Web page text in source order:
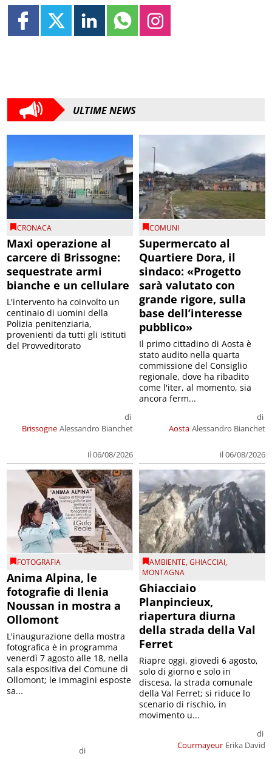
ULTIME NEWS
CRONACA
Maxi operazione al
carcere di Brissogne:
sequestrate armi
bianche e un cellulare
Brissogne
di
Alessandro Bianchet
il 06/08/2026
L'intervento ha coinvolto un
centinaio di uomini della
Polizia penitenziaria,
provenienti da tutti gli istituti
del Provveditorato
COMUNI
Supermercato al
Quartiere Dora, il
sindaco: «Progetto
sarà valutato con
grande rigore, sulla
base dell’interesse
pubblico»
Aosta
di
Alessandro Bianchet
il 06/08/2026
Il primo cittadino di Aosta è
stato audito nella quarta
commissione del Consiglio
regionale, dove ha ribadito
come l'iter, al momento, sia
ancora ferm...
FOTOGRAFIA
Anima Alpina, le
fotografie di Ilenia
Noussan in mostra a
Ollomont
di
L'inaugurazione della mostra
fotografica è in programma
venerdì 7 agosto alle 18, nella
sala espositiva del Comune di
Ollomont; le immagini esposte
sa...
AMBIENTE,GHIACCIAI,
MONTAGNA
Ghiacciaio
Planpincieux,
riapertura diurna
della strada della Val
Ferret
Courmayeur
di
Erika David
Riapre oggi, giovedì 6 agosto,
solo di giorno e solo in
discesa, la strada comunale
della Val Ferret; si riduce lo
scenario di rischio, in
movimento u...